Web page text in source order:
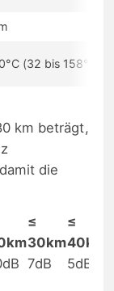
(32 bis 158°F)
km beträgt,
die
≤
30km
≤
40km
7dB 5dB